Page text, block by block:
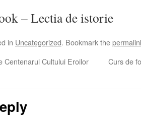
– Lectia de istorie
in Uncategorized. Bookmark the
Centenarul Cultului Eroilor Curs de